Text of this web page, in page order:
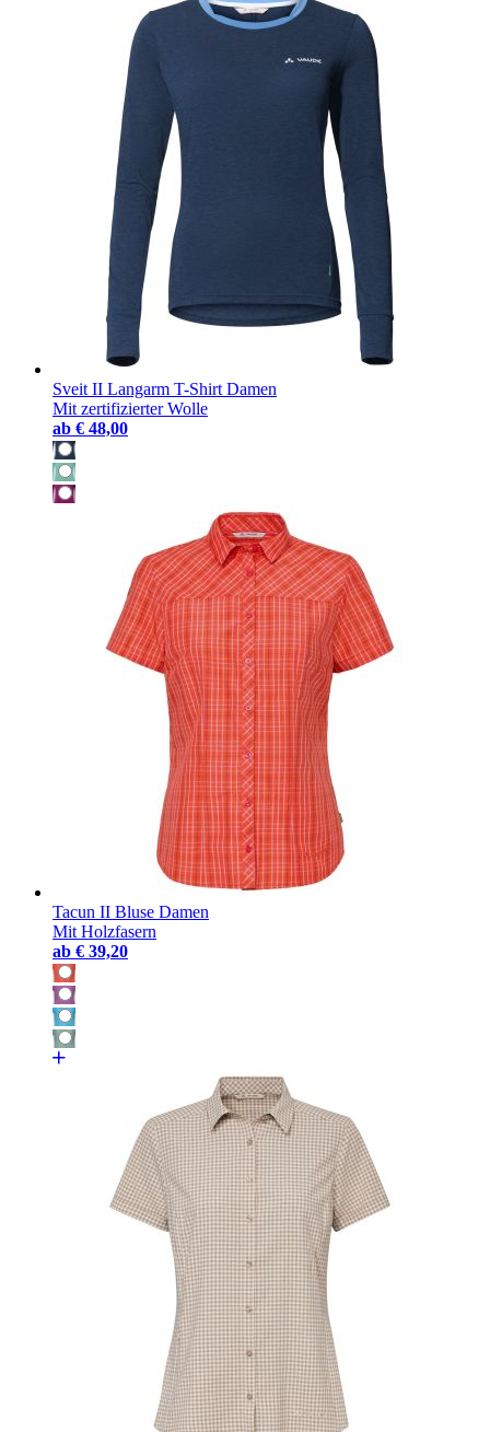
Sveit II Langarm T-Shirt Damen
Mit zertifizierter Wolle
ab € 48,00
Tacun II Bluse Damen
Mit Holzfasern
ab € 39,20